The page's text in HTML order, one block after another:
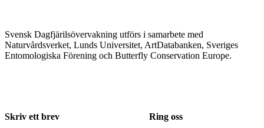
Svensk Dagfjärilsövervakning utförs i samarbete med
Naturvårdsverket, Lunds Universitet, ArtDatabanken, Sveriges
Entomologiska Förening och Butterfly Conservation Europe.
Skriv ett brev Ring oss